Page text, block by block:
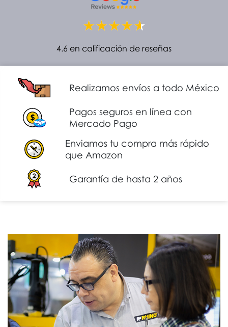
4.6 en calificación de reseñas
Realizamos envíos a todo México
Pagos seguros en línea con
Mercado Pago
Enviamos tu compra más rápido
que Amazon
Garantía de hasta 2 años